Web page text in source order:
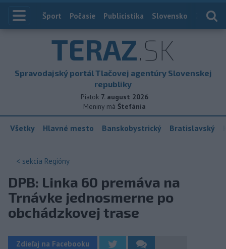
Index
Šport Počasie Publicistika Slovensko
TERAZ.SK
Spravodajský portál Tlačovej agentúry Slovenskej
republiky
Piatok 7. august 2026
Meniny má Štefánia
Všetky Hlavné mesto Banskobystrický Bratislavský
< sekcia Regióny
DPB: Linka 60 premáva na
Trnávke jednosmerne po
obchádzkovej trase
Zdieľaj na Facebooku